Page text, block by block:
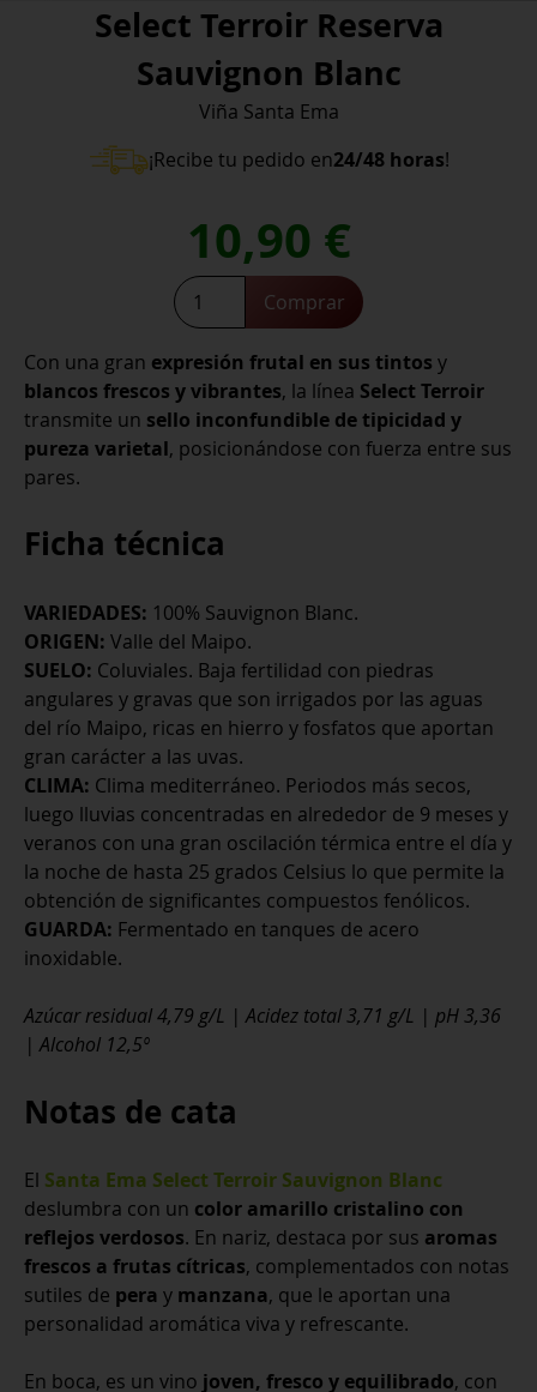
Select Terroir Reserva
Sauvignon Blanc
Viña Santa Ema
¡Recibe tu pedido en24/48 horas!
10,90 €
Select
Terroir
Sauvignon
Blanc
cantidad
Comprar
Con una gran expresión frutal en sus tintos y
blancos frescos y vibrantes, la línea Select Terroir
transmite un sello inconfundible de tipicidad y
pureza varietal, posicionándose con fuerza entre sus
pares.
Ficha técnica
VARIEDADES: 100% Sauvignon Blanc.
ORIGEN: Valle del Maipo.
SUELO: Coluviales. Baja fertilidad con piedras
angulares y gravas que son irrigados por las aguas
del río Maipo, ricas en hierro y fosfatos que aportan
gran carácter a las uvas.
CLIMA: Clima mediterráneo. Periodos más secos,
luego lluvias concentradas en alrededor de 9 meses y
veranos con una gran oscilación térmica entre el día y
la noche de hasta 25 grados Celsius lo que permite la
obtención de significantes compuestos fenólicos.
GUARDA: Fermentado en tanques de acero
inoxidable.
Azúcar residual 4,79 g/L | Acidez total 3,71 g/L | pH 3,36
| Alcohol 12,5º
Notas de cata
El Santa Ema Select Terroir Sauvignon Blanc
deslumbra con un color amarillo cristalino con
reflejos verdosos. En nariz, destaca por sus aromas
frescos a frutas cítricas, complementados con notas
sutiles de pera y manzana, que le aportan una
personalidad aromática viva y refrescante.
En boca, es un vino joven, fresco y equilibrado, con